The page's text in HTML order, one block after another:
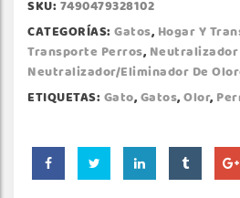
SKU: 7490479328102
CATEGORÍAS: Gatos, Hogar Y
Transporte Perros, Neutralizador
Neutralizador/Eliminador De
ETIQUETAS: Gato,Gatos,Olor,